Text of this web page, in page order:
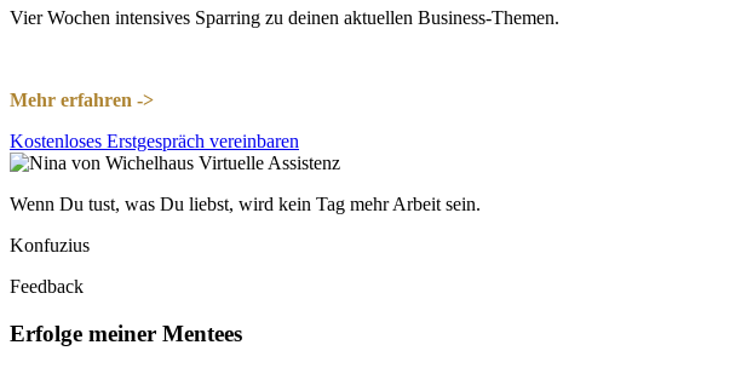
Vier Wochen intensives Sparring zu deinen aktuellen Business-Themen.
Mehr erfahren ->
Kostenloses Erstgespräch vereinbaren
Wenn Du tust, was Du liebst, wird kein Tag mehr Arbeit sein.
Konfuzius
Feedback
Erfolge meiner Mentees